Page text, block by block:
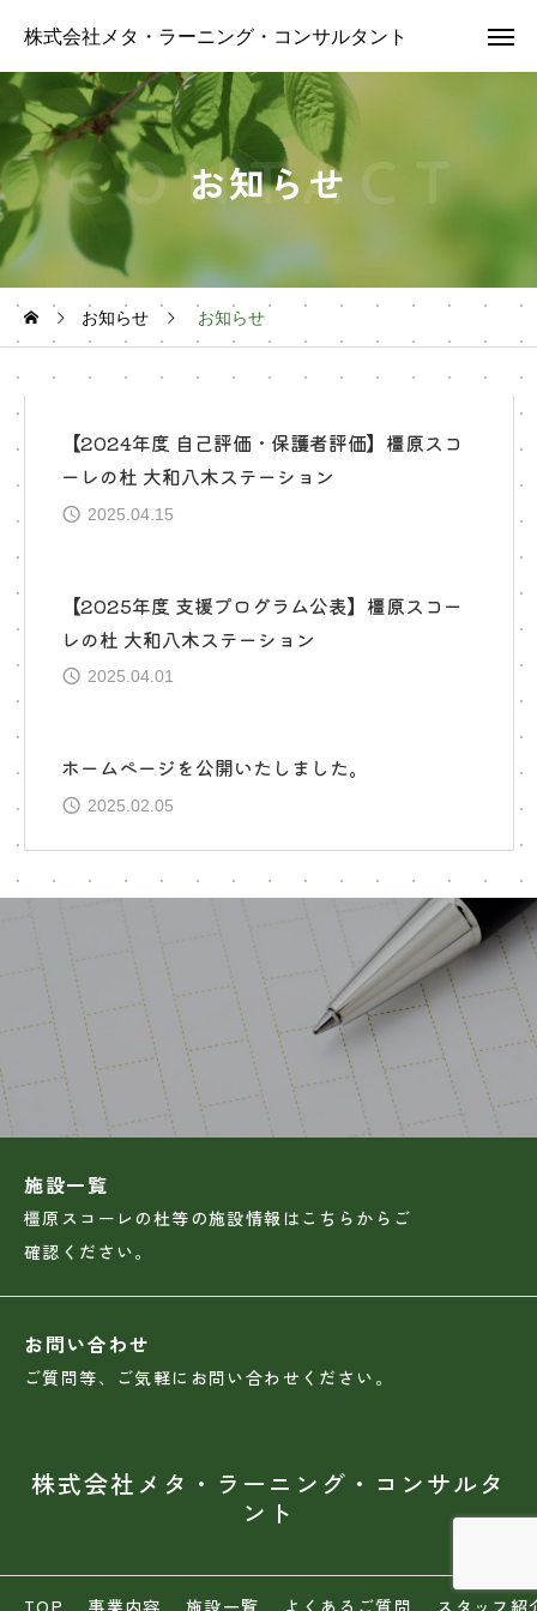
株式会社メタ・ラーニング・コンサルタント
お知らせ
お知らせ お知らせ
【2024年度 自己評価・保護者評価】橿原スコ
ーレの杜 大和八木ステーション
2025.04.15
【2025年度 支援プログラム公表】橿原スコー
レの杜 大和八木ステーション
2025.04.01
ホームページを公開いたしました。
2025.02.05
施設一覧
橿原スコーレの杜等の施設情報はこちらからご
確認ください。
お問い合わせ
ご質問等、ご気軽にお問い合わせください。
株式会社メタ・ラーニング・コンサルタ
ント